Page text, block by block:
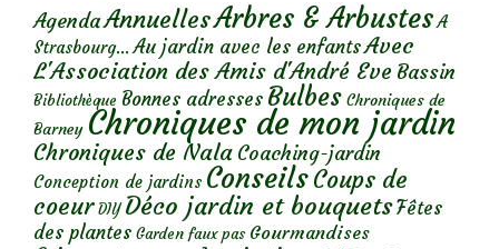
AgendaAnnuellesArbres & Arbustes A
Strasbourg... Au jardin avec les enfantsAvec
L'Association des Amis d'André Eve Bassin
Bibliothèque Bonnes adresses Bulbes Chroniques de
Barney Chroniques de mon jardin
Chroniques de Nala Coaching-jardin
Conception de jardins ConseilsCoups de
coeur DIY Déco jardin et bouquetsFêtes
des plantes Garden faux pas Gourmandises